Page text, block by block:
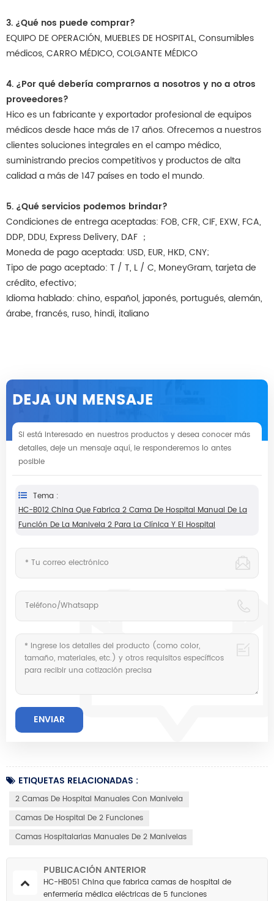
3. ¿Qué nos puede comprar?
EQUIPO DE OPERACIÓN, MUEBLES DE HOSPITAL, Consumibles
médicos, CARRO MÉDICO, COLGANTE MÉDICO
4. ¿Por qué debería comprarnos a nosotros y no a otros
proveedores?
Hico es un fabricante y exportador profesional de equipos
médicos desde hace más de 17 años. Ofrecemos a nuestros
clientes soluciones integrales en el campo médico,
suministrando precios competitivos y productos de alta
calidad a más de 147 países en todo el mundo.
5. ¿Qué servicios podemos brindar?
Condiciones de entrega aceptadas: FOB, CFR, CIF, EXW, FCA,
DDP, DDU, Express Delivery, DAF ；
Moneda de pago aceptada: USD, EUR, HKD, CNY;
Tipo de pago aceptado: T / T, L / C, MoneyGram, tarjeta de
crédito, efectivo;
Idioma hablado: chino, español, japonés, portugués, alemán,
árabe, francés, ruso, hindi, italiano
DEJA UN MENSAJE
Si está interesado en nuestros productos y desea conocer más
detalles, deje un mensaje aquí, le responderemos lo antes
posible
Tema :
HC-B012 China Que Fabrica 2 Cama De Hospital Manual De La
Función De La Manivela 2 Para La Clínica Y El Hospital
ETIQUETAS RELACIONADAS :
2 Camas De Hospital Manuales Con Manivela
Camas De Hospital De 2 Funciones
Camas Hospitalarias Manuales De 2 Manivelas
PUBLICACIÓN ANTERIOR
HC-HB051 China que fabrica camas de hospital de
enfermería médica eléctricas de 5 funciones